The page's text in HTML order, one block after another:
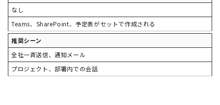
なし
Teams、SharePoint、予定表がセットで作成される
推奨シーン
全社一斉送信、通知メール
プロジェクト、部署内での会話